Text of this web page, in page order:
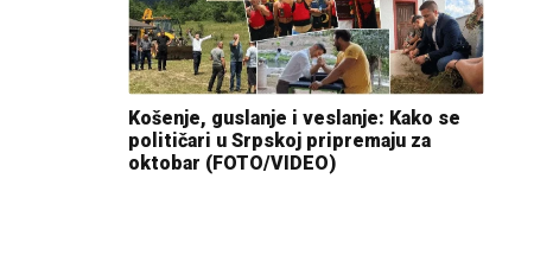
Košenje, guslanje i veslanje: Kako se
političari u Srpskoj pripremaju za
oktobar (FOTO/VIDEO)